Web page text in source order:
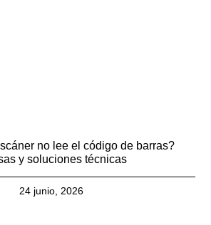
no lee el código de barras?
y soluciones técnicas
24 junio, 2026